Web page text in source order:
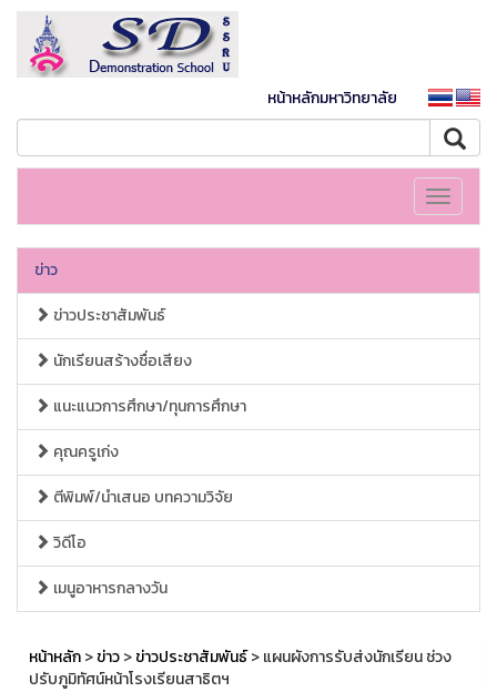
หน้าหลักมหาวิทยาลัย
Toggle
ข่าว
ข่าวประชาสัมพันธ์
นักเรียนสร้างชื่อเสียง
แนะแนวการศึกษา/ทุนการศึกษา
คุณครูเก่ง
ตีพิมพ์/นำเสนอ บทความวิจัย
วิดีโอ
เมนูอาหารกลางวัน
หน้าหลัก>ข่าว>ข่าวประชาสัมพันธ์> แผนผังการรับส่งนักเรียน ช่วง
ปรับภูมิทัศน์หน้าโรงเรียนสาธิตฯ